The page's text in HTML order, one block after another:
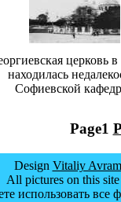
церковь
находилась
Софиевской
Page1
Design Vitaliy
All pictures on this
использовать все